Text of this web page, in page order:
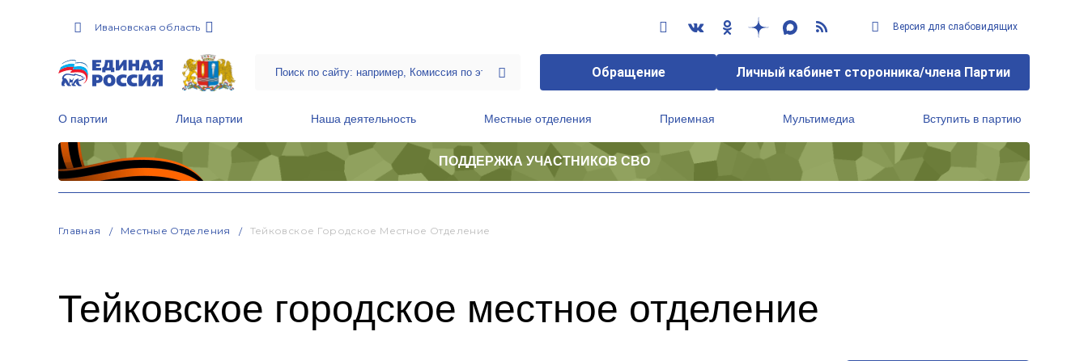
Ивановская область Версия для слабовидящих
Обращение Личный кабинет сторонника/члена Партии
О партии Лица партии Наша деятельность Местные отделения Приемная Мультимедиа Вступить в партию
ПОДДЕРЖКА УЧАСТНИКОВ СВО
Главная Местные Отделения Тейковское Городское Местное Отделение
Тейковское городское местное отделение